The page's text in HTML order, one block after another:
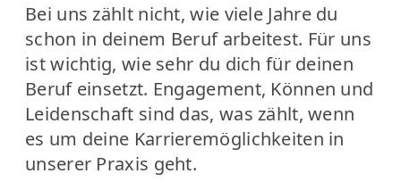
Bei uns zählt nicht, wie viele Jahre du
schon in deinem Beruf arbeitest. Für uns
ist wichtig, wie sehr du dich für deinen
Beruf einsetzt. Engagement, Können und
Leidenschaft sind das, was zählt, wenn
es um deine Karrieremöglichkeiten in
unserer Praxis geht.